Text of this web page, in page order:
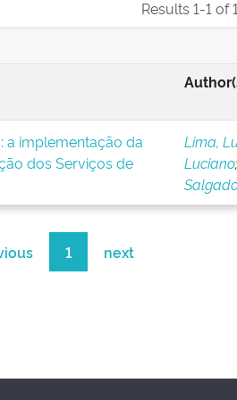
Results 1-1 of
a implementação da
dos Serviços de
Lima,
Luciano;
1 next